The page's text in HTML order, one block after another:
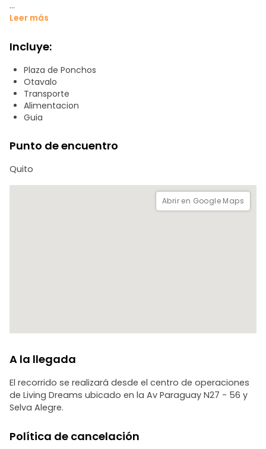
Es una de las más grandes ferias al aire libre de
mayoría pertenecen al grupo étnico kichwa su mayor
importancia es en los sábados, por la afluencia de
visitantes locales, regionales, nacionales e internacionales
que además de adquirir productos en venta, aprecian la
vestimenta indígena de mujeres elegantemente vestidas,
con blusas bordadas y anacos.
Al finalizar la feria regresaremos a nuestro punto de origen
Leer más
Incluye:
Plaza de Ponchos
Otavalo
Transporte
Alimentacion
Guia
Punto de encuentro
Quito
Abrir en Google Maps
A la llegada
El recorrido se realizará desde el centro de operaciones
de Living Dreams ubicado en la Av Paraguay N27 - 56 y
Selva Alegre.
Política de cancelación